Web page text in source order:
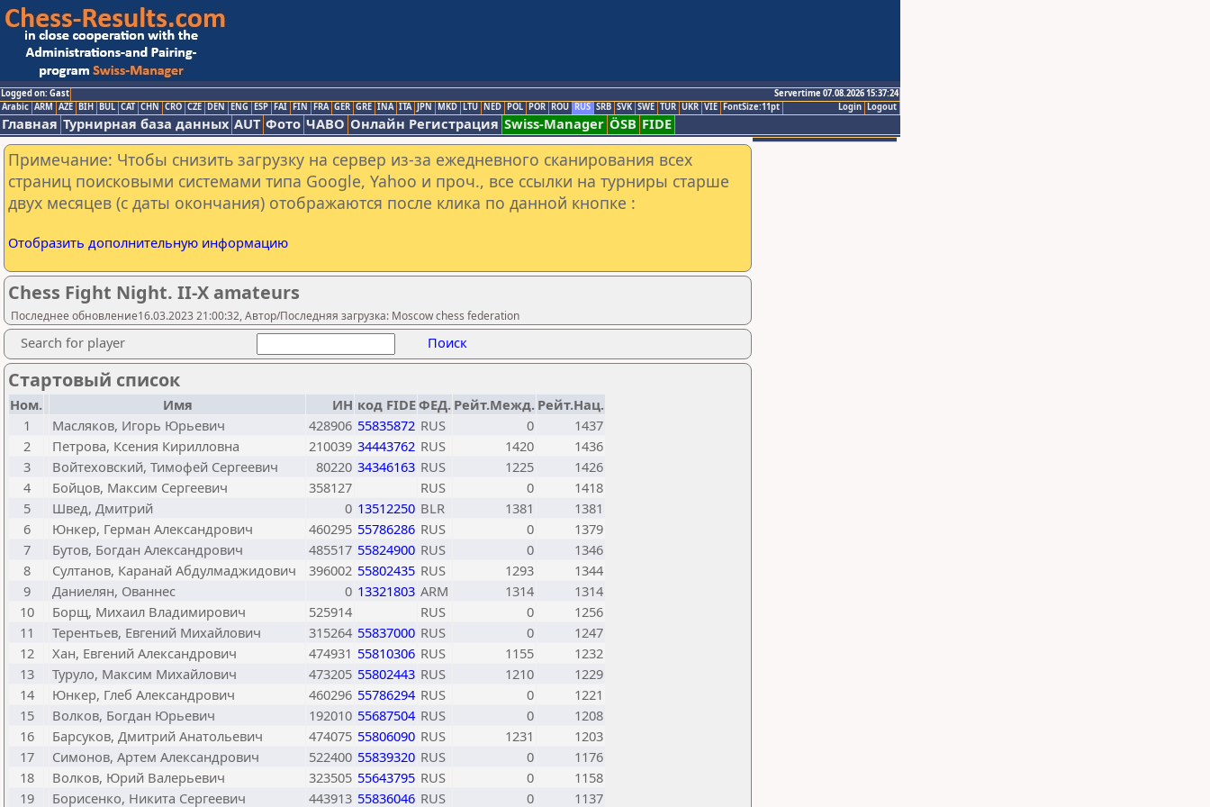
Logged on: Gast
Servertime 07.08.2026 15:37:24
Logout
Login
Arabic ARM AZE BIH BUL CAT CHN CRO CZE DEN ENG ESP FAI FIN FRA GER GRE INA ITA JPN MKD LTU NED POL POR ROU RUS SRB SVK SWE TUR UKR VIE FontSize:11pt
Главная Турнирная база данных AUT Фото ЧАВО Онлайн Регистрация Swiss-Manager ÖSB FIDE
Примечание: Чтобы снизить загрузку на сервер из-за ежедневного сканирования всех
страниц поисковыми системами типа Google, Yahoo и проч., все ссылки на турниры старше
двух месяцев (с даты окончания) отображаются после клика по данной кнопке :
Отобразить дополнительную информацию
Chess Fight Night. II-X amateurs
Последнее обновление16.03.2023 21:00:32, Автор/Последняя загрузка: Moscow chess federation
Search for player Поиск
Стартовый список
Ном. Имя ИН код FIDEФЕД. Рейт.Межд. Рейт.Нац.
1
Масляков, Игорь Юрьевич 428906 55835872 RUS 0
1437
2
Петрова, Ксения Кирилловна 210039 34443762 RUS 1420
1436
3
Войтеховский, Тимофей Сергеевич 80220 34346163 RUS 1225
1426
4
Бойцов, Максим Сергеевич 358127 RUS 0
1418
5
Швед, Дмитрий 0 13512250 BLR 1381
1381
6
Юнкер, Герман Александрович 460295 55786286 RUS 0
1379
7
Бутов, Богдан Александрович 485517 55824900 RUS 0
1346
8
Султанов, Каранай Абдулмаджидович 396002 55802435 RUS 1293
1344
9
Даниелян, Ованнес 0 13321803 ARM 1314
1314
10
Борщ, Михаил Владимирович 525914 RUS 0
1256
11
Терентьев, Евгений Михайлович 315264 55837000 RUS 0
1247
12
Хан, Евгений Александрович 474931 55810306 RUS 1155
1232
13
Туруло, Максим Михайлович 473205 55802443 RUS 1210
1229
14
Юнкер, Глеб Александрович 460296 55786294 RUS 0
1221
15
Волков, Богдан Юрьевич 192010 55687504 RUS 0
1208
16
Барсуков, Дмитрий Анатольевич 474075 55806090 RUS 1231
1203
17
Симонов, Артем Александрович 522400 55839320 RUS 0
1176
18
Волков, Юрий Валерьевич 323505 55643795 RUS 0
1158
19
Борисенко, Никита Сергеевич 443913 55836046 RUS 0 1137